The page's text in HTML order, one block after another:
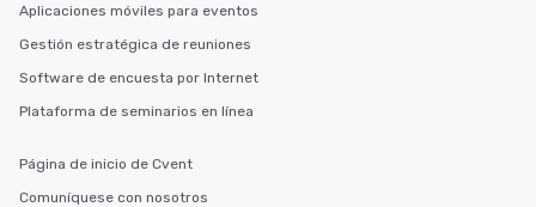
Aplicaciones móviles para eventos
Gestión estratégica de reuniones
Software de encuesta por Internet
Plataforma de seminarios en línea
Página de inicio de Cvent
Comuníquese con nosotros